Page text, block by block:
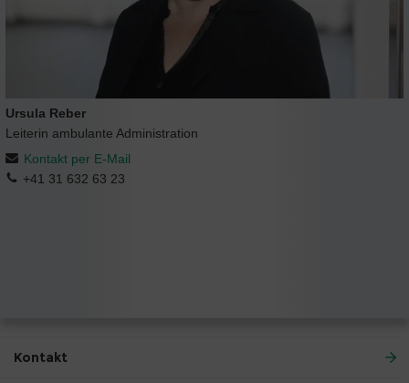
Ursula Reber
Leiterin ambulante Administration
Kontakt per E-Mail
+41 31 632 63 23
Kontakt